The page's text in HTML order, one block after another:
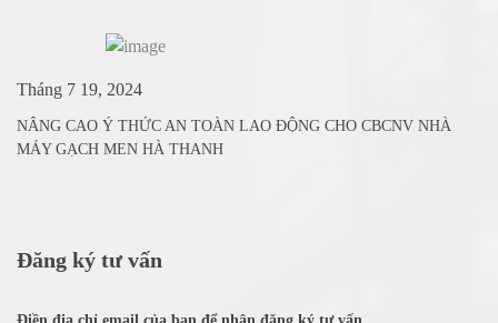
Tháng 7 19, 2024
NÂNG CAO Ý THỨC AN TOÀN LAO ĐỘNG CHO CBCNV NHÀ
MÁY GẠCH MEN HÀ THANH
Đăng ký tư vấn